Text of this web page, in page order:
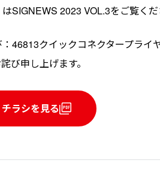
SIGNEWS 2023 VOL.3をご覧くだ
46813クイックコネクタープライ
び申し上げます。
チラシを見る